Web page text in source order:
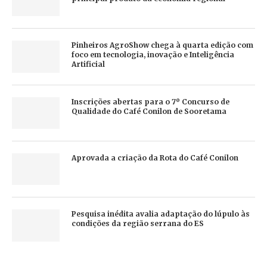
Pinheiros AgroShow chega à quarta edição com
foco em tecnologia, inovação e Inteligência
Artificial
Inscrições abertas para o 7º Concurso de
Qualidade do Café Conilon de Sooretama
Aprovada a criação da Rota do Café Conilon
Pesquisa inédita avalia adaptação do lúpulo às
condições da região serrana do ES